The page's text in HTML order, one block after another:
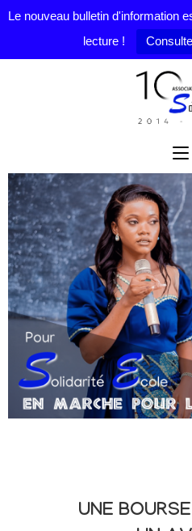
Le nouveau bulletin d'information
lecture !
UNE